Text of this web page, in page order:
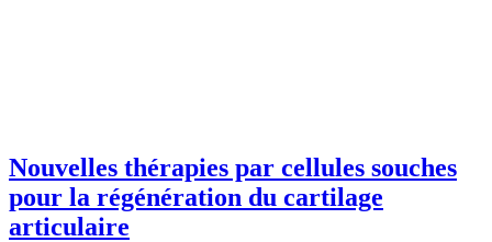
Nouvelles thérapies par cellules souches
pour la régénération du cartilage
articulaire